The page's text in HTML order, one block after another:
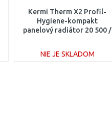
Kermi Therm X2 Profil-
Hygiene-kompakt
panelový radiátor 20 500 /
NIE JE SKLADOM